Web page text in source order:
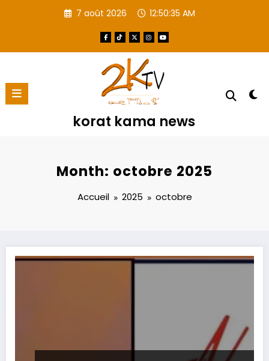
7 août 2026 12:50:36 AM
korat kama news
Month: octobre 2025
Accueil 2025 octobre